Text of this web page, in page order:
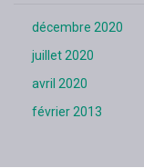
décembre 2020
juillet 2020
avril 2020
février 2013